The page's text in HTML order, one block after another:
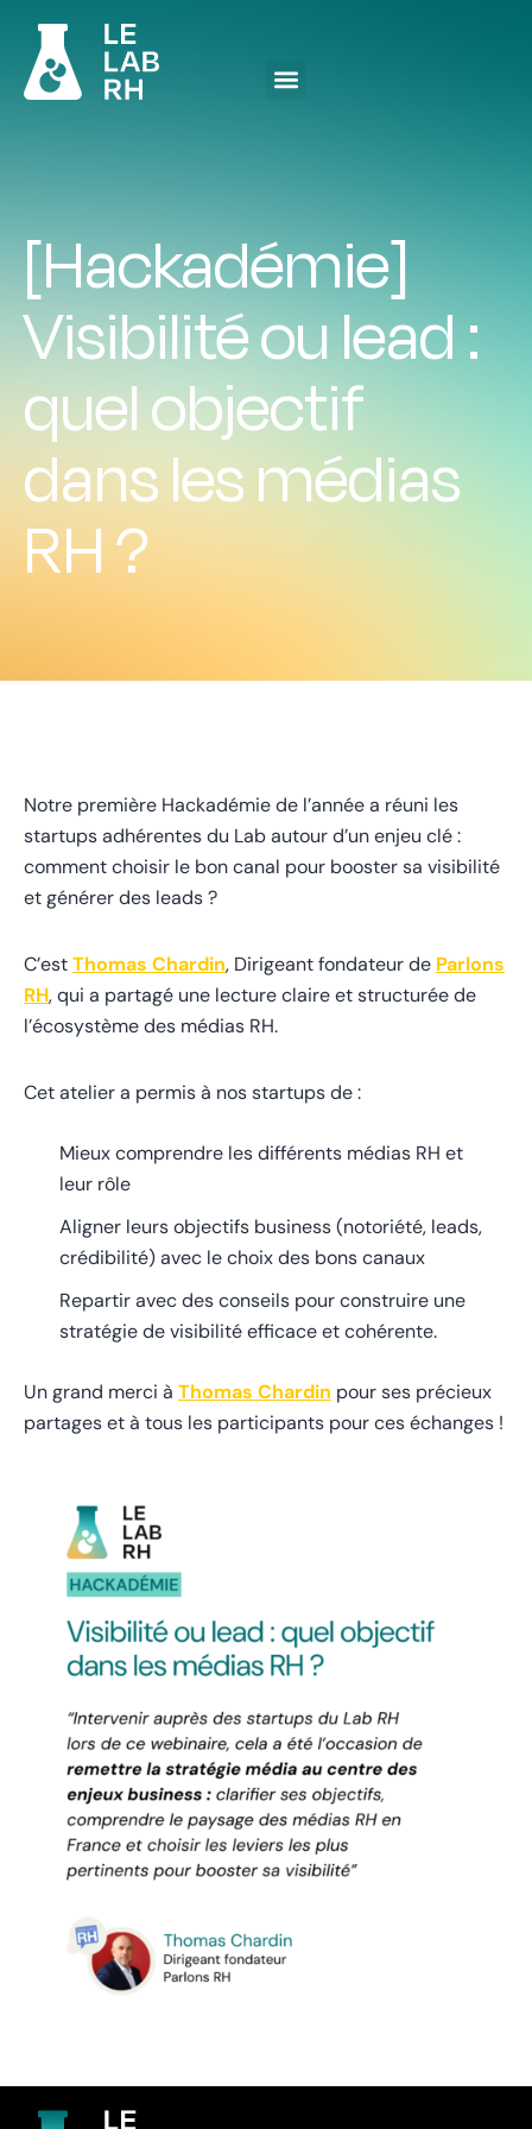
[Hackadémie]
Visibilité ou lead :
quel objectif
dans les médias
RH ?
Notre première Hackadémie de l’année a réuni les
startups adhérentes du Lab autour d’un enjeu clé :
comment choisir le bon canal pour booster sa visibilité
et générer des leads ?
C’estThomas Chardin, Dirigeant fondateur de Parlons
RH, qui a partagé une lecture claire et structurée de
l’écosystème des médias RH.
Cet atelier a permis à nos startups de :
Mieux comprendre les différents médias RH et
leur rôle
Aligner leurs objectifs business (notoriété, leads,
crédibilité) avec le choix des bons canaux
Repartir avec des conseils pour construire une
stratégie de visibilité efficace et cohérente.
Un grand merci à Thomas Chardin pour ses précieux
partages et à tous les participants pour ces échanges !